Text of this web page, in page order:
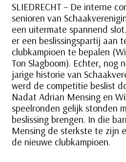
SLIEDRECHT – De interne
senioren van
een uitermate spannend
er een beslissingspartij aan
clubkampioen te bepalen
Ton Slagboom). Echter, nog
jarige historie van
werd de competitie beslist
Nadat Adrian Mensing en
speelronden gelijk stonden
beslissing brengen. In die
Mensing de sterkste te zijn
de nieuwe clubkampioen.